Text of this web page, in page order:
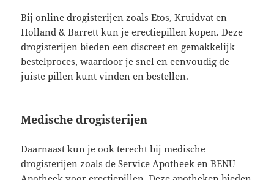
Bij online drogisterijen zoals Etos, Kruidvat en
Holland & Barrett kun je erectiepillen kopen. Deze
drogisterijen bieden een discreet en gemakkelijk
bestelproces, waardoor je snel en eenvoudig de
juiste pillen kunt vinden en bestellen.
Medische drogisterijen
Daarnaast kun je ook terecht bij medische
drogisterijen zoals de Service Apotheek en BENU